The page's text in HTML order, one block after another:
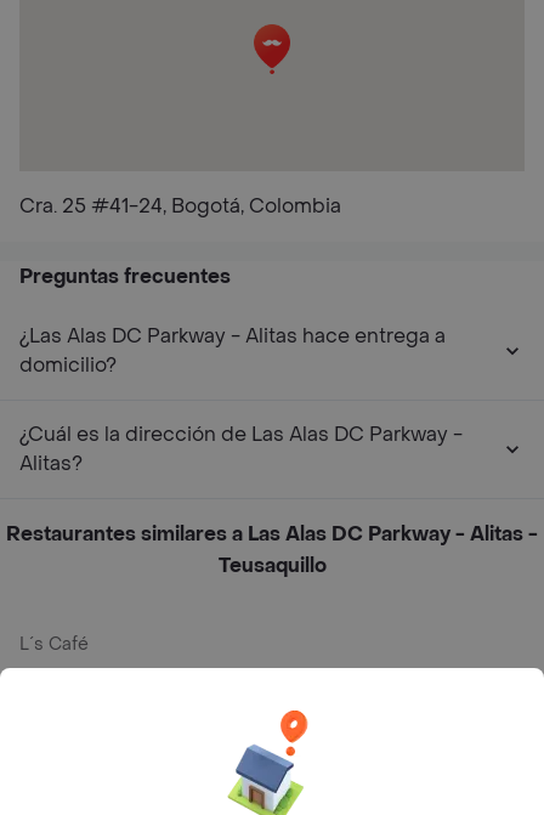
Cra. 25 #41-24, Bogotá, Colombia
Preguntas frecuentes
¿Las Alas DC Parkway - Alitas hace entrega a
domicilio?
¿Cuál es la dirección de Las Alas DC Parkway -
Alitas?
Restaurantes similares a Las Alas DC Parkway - Alitas -
Teusaquillo
L´s Café